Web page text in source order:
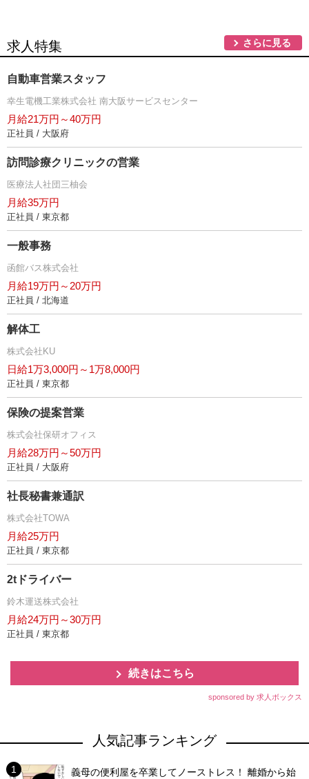
求人特集 さらに見る
自動車営業スタッフ
幸生電機工業株式会社 南大阪サービスセンター
月給21万円～40万円
正社員 / 大阪府
訪問診療クリニックの営業
医療法人社団三柚会
月給35万円
正社員 / 東京都
一般事務
函館バス株式会社
月給19万円～20万円
正社員 / 北海道
解体工
株式会社KU
日給1万3,000円～1万8,000円
正社員 / 東京都
保険の提案営業
株式会社保研オフィス
月給28万円～50万円
正社員 / 大阪府
社長秘書兼通訳
株式会社TOWA
月給25万円
正社員 / 東京都
2tドライバー
鈴木運送株式会社
月給24万円～30万円
正社員 / 東京都
続きはこちら
sponsored by 求人ボックス
人気記事ランキング
義母の便利屋を卒業してノーストレス！ 離婚から始